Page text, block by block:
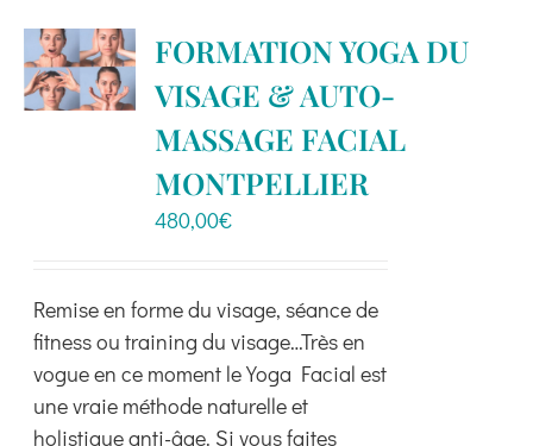
Les
options
peuvent
être
choisies
sur
du
produit
FORMATION YOGA DU
VISAGE & AUTO-
MASSAGE FACIAL
MONTPELLIER
480,00€
Remise en forme du visage, séance de
fitness ou training du visage…Très en
vogue en ce moment le Yoga Facial est
une vraie méthode naturelle et
holistique anti-âge. Si vous faites